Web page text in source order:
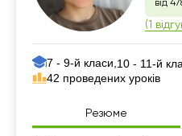
від
(1
7 - 9-й класи, 10 - 11-й
42 проведених уроків
Резюме